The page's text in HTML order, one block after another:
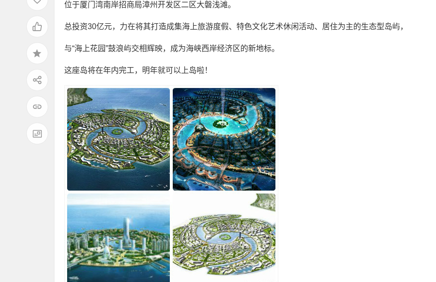
位于厦门湾南岸招商局漳州开发区二区大磐浅滩。
总投资30亿元，力在将其打造成集海上旅游度假、特色文化艺术休闲活动、居住为主的生态型岛屿，
与“海上花园”鼓浪屿交相辉映，成为海峡西岸经济区的新地标。
这座岛将在年内完工，明年就可以上岛啦！